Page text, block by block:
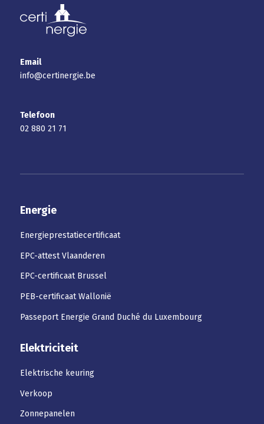
Email
info@certinergie.be
Telefoon
02 880 21 71
Energie
Energieprestatiecertificaat
EPC-attest Vlaanderen
EPC-certificaat Brussel
PEB-certificaat Wallonië
Passeport Energie Grand Duché du Luxembourg
Elektriciteit
Elektrische keuring
Verkoop
Zonnepanelen